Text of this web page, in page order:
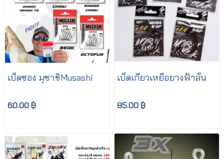
เบ็ดซอง มุซาชิMusashi
60.00 ฿
เบ็ดเกี่ยวเหยื่อยางฟ้าลั่น
85.00 ฿